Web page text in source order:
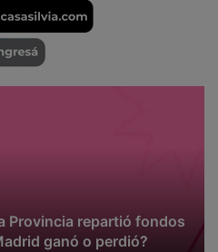
Provincia repartió fondos
ganó o perdió?